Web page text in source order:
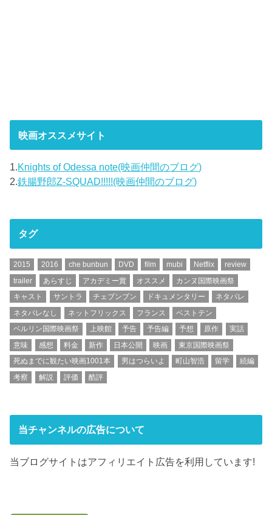
映画オススメサイト
1.Knights of Odessa note(映画仲間のブログ)
2.鉄腸野郎Z-SQUAD!!!!!(映画仲間のブログ)
タグ
2015 2016 che bunbun DVD film mubi Netflix
review
trailer
あらすじ アカデミー賞 オススメ
カンヌ国際映画祭
キャスト
サントラ チェブンブン ドキュメンタリー
ネタバレ
ネタバレなし
ネットフリックス フランス
ベストテン
ベルリン国際映画祭
上映館 予告 予告編 予想 原作
実話
意味
感想 料金 新作 日本公開 映画
東京国際映画祭
死ぬまでに観たい映画1001本
男はつらいよ 町山智浩 留学
続編
考察
解説 評価 酷評
当チャンネルの広告について
当ブログサイトはアフィリエイト広告を利用しています!